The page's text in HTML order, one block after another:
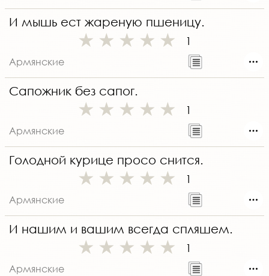
И мышь ест жареную пшеницу.
1
Армянские
Сапожник без сапог.
1
Армянские
Голодной курице просо снится.
1
Армянские
И нашим и вашим всегда спляшем.
1
Армянские